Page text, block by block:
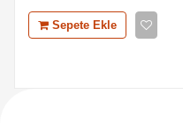
Sepete Ekle